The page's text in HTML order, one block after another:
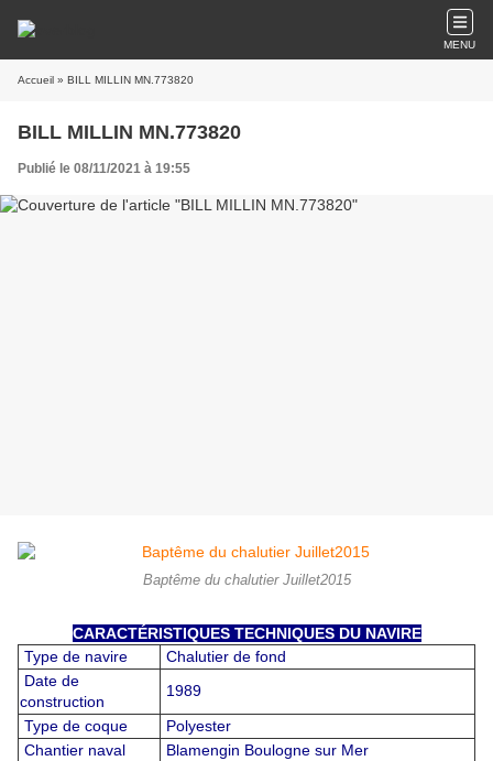
MENU
Accueil » BILL MILLIN MN.773820
BILL MILLIN MN.773820
Publié le 08/11/2021 à 19:55
Baptême du chalutier Juillet2015
CARACTÉRISTIQUES TECHNIQUES DU NAVIRE
Type de navire
Chalutier de fond
Date de
construction
1989
Type de coque
Polyester
Chantier naval
Blamengin Boulogne sur Mer